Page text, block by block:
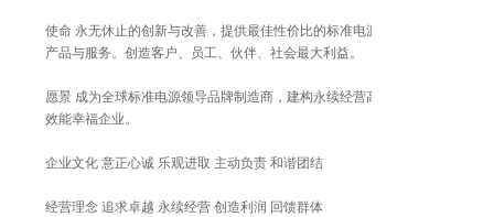
使命 永无休止的创新与改善，提供最佳性价比的标准电源
产品与服务。创造客户、员工、伙伴、社会最大利益。
愿景 成为全球标准电源领导品牌制造商，建构永续经营高
效能幸福企业。
企业文化 意正心诚 乐观进取 主动负责 和谐团结
经营理念 追求卓越 永续经营 创造利润 回馈群体